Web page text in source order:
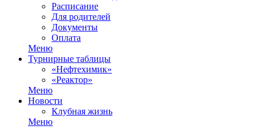
Расписание
Для родителей
Документы
Оплата
Меню
Турнирные таблицы
«Нефтехимик»
«Реактор»
Меню
Новости
Клубная жизнь
Меню